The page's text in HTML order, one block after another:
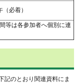
必着）
等は各参加者へ個別に連
記のとおり関連資料にま